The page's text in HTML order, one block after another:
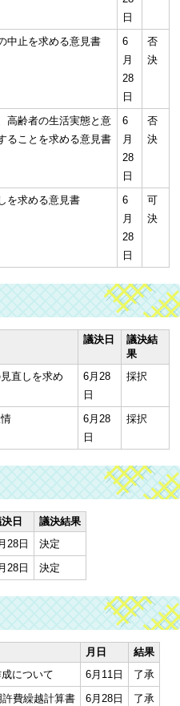
日
中止を求める意見書
6
月
28
日
否
決
高齢者の生活実態と意
ることを求める意見書
6
月
28
日
否
決
を求める意見書
6
月
28
日
可
決
議決日
議決結
果
直しを求め
6月28
日
採択
6月28
日
採択
日
議決結果
28日
決定
28日 決定
月日
結果
について 6月11日
了承
費繰越計算書 6月28日
了承